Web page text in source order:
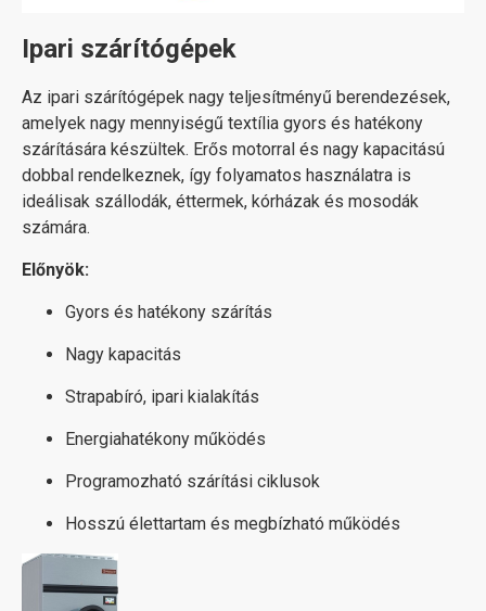
Ipari szárítógépek
Az ipari szárítógépek nagy teljesítményű berendezések,
amelyek nagy mennyiségű textília gyors és hatékony
szárítására készültek. Erős motorral és nagy kapacitású
dobbal rendelkeznek, így folyamatos használatra is
ideálisak szállodák, éttermek, kórházak és mosodák
számára.
Előnyök:
Gyors és hatékony szárítás
Nagy kapacitás
Strapabíró, ipari kialakítás
Energiahatékony működés
Programozható szárítási ciklusok
Hosszú élettartam és megbízható működés